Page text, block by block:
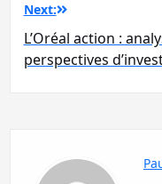
Next:
L’Oréal action :
perspectives